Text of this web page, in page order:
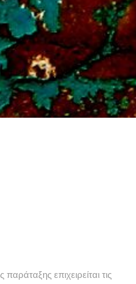
επιχειρείται τις